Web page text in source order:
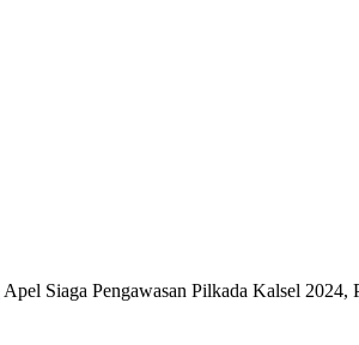
Apel Siaga Pengawasan Pilkada Kalsel